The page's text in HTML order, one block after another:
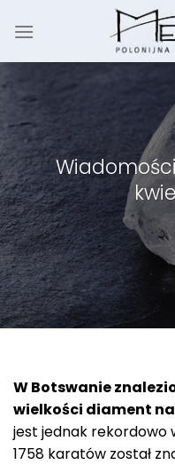
W Botswanie
wielkości diament
jest jednak rekordowo
1758 karatów został